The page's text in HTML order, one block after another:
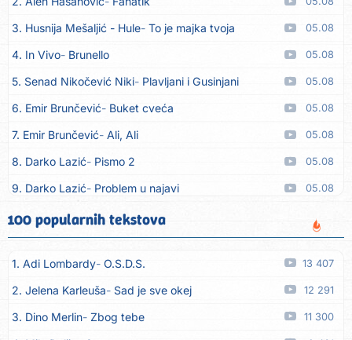
3. Husnija Mešaljić - Hule To je majka tvoja 05.08
4. In Vivo Brunello 05.08
5. Senad Nikočević Niki Plavljani i Gusinjani 05.08
6. Emir Brunčević Buket cveća 05.08
7. Emir Brunčević Ali, Ali 05.08
8. Darko Lazić Pismo 2 05.08
9. Darko Lazić Problem u najavi 05.08
10. Aleksandra Đuranović Kao zver
11. Meliha Imširović Čujem mili 05.08
12. Tereza Kesovija Prvi cvijet 05.08
13. Kopito Ka´ list ol kaduje (Poput lista od kadulje) 05.08
14. Alen Polić Rožica črljena 05.08
100 popularnih tekstova
1. Adi Lombardy O.S.D.S. 13 407
2. Jelena Karleuša Sad je sve okej 12 291
3. Dino Merlin Zbog tebe 11 300